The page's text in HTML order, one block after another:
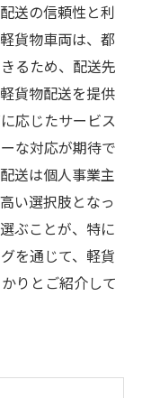
送の信頼性と利
貨物車両は、都
るため、配送先
貨物配送を提供
応じたサービス
な対応が期待で
送は個人事業主
い選択肢となっ
ぶことが、特に
を通じて、軽貨
りとご紹介して